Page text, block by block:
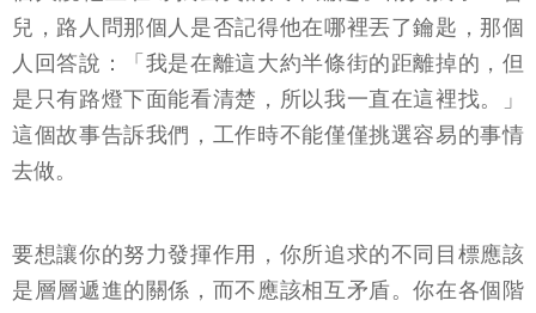
兒，路人問那個人是否記得他在哪裡丟了鑰匙，那個
人回答說：「我是在離這大約半條街的距離掉的，但
是只有路燈下面能看清楚，所以我一直在這裡找。」
這個故事告訴我們，工作時不能僅僅挑選容易的事情
去做。
要想讓你的努力發揮作用，你所追求的不同目標應該
是層層遞進的關係，而不應該相互矛盾。你在各個階